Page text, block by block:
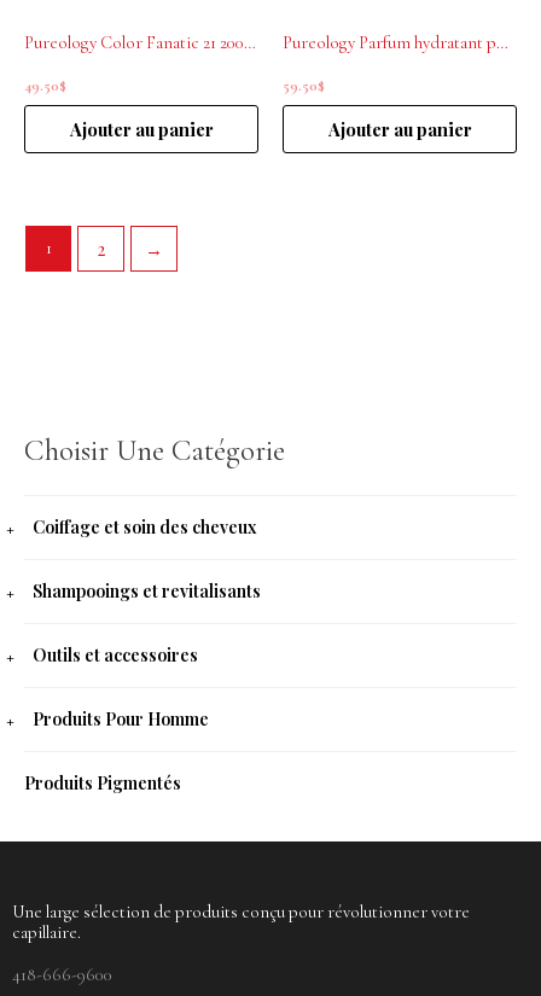
Choisir Une Catégorie
Coiffage et soin des cheveux
Shampooings et revitalisants
Outils et accessoires
Produits Pour Homme
Produits Pigmentés
Pureology Color Fanatic 21 200mL
49.50$
Ajouter au panier
Pureology Parfum hydratant pour cheveux Love Luster 50ml
59.50$
Ajouter au panier
1 2 →
Une large sélection de produits conçu pour révolutionner votre
capillaire.
418-666-9600